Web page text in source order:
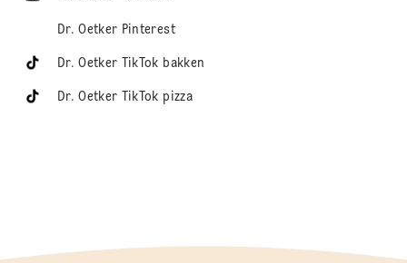
Dr. Oetker Pinterest
Dr. Oetker TikTok bakken
Dr. Oetker TikTok pizza